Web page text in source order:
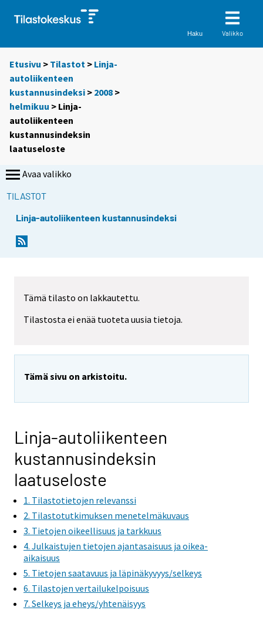
Haku Valikko
Etusivu > Tilastot > Linja-
autoliikenteen
kustannusindeksi > 2008 >
helmikuu > Linja-
autoliikenteen
kustannusindeksin
laatuseloste
Avaa valikko
TILASTOT
Linja-autoliikenteen kustannusindeksi
Tämä tilasto on lakkautettu.
Tilastosta ei enää tuoteta uusia tietoja.
Tämä sivu on arkistoitu.
Linja-autoliikenteen
kustannusindeksin
laatuseloste
1. Tilastotietojen relevanssi
2. Tilastotutkimuksen menetelmäkuvaus
3. Tietojen oikeellisuus ja tarkkuus
4. Julkaistujen tietojen ajantasaisuus ja oikea-
aikaisuus
5. Tietojen saatavuus ja läpinäkyvyys/selkeys
6. Tilastojen vertailukelpoisuus
7. Selkeys ja eheys/yhtenäisyys